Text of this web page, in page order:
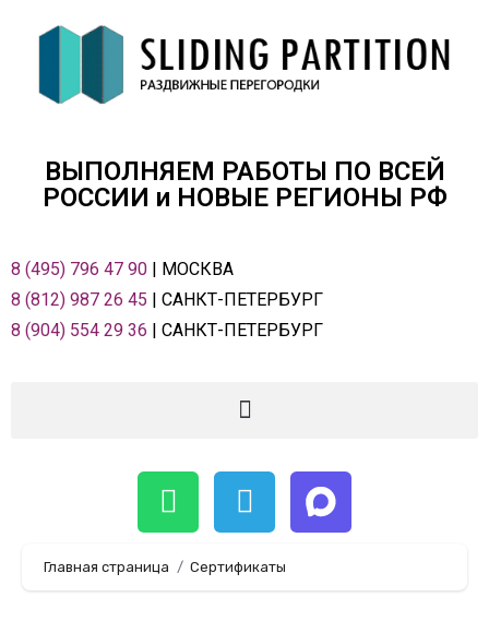
ВЫПОЛНЯЕМ РАБОТЫ ПО ВСЕЙ
РОСCИИ и НОВЫЕ РЕГИОНЫ РФ
8 (495) 796 47 90 | МОСКВА
8 (812) 987 26 45 | САНКТ-ПЕТЕРБУРГ
8 (904) 554 29 36 | САНКТ-ПЕТЕРБУРГ
Главная страница Сертификаты